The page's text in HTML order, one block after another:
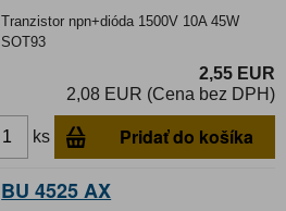
Tranzistor npn+dióda 1500V 10A 45W
SOT93
2,55 EUR
2,08 EUR (Cena bez DPH)
ks Pridať do košíka
BU 4525 AX